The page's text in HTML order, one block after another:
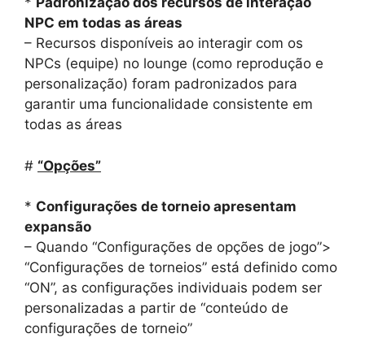
NPC em todas as áreas
– Recursos disponíveis ao interagir com os
NPCs (equipe) no lounge (como reprodução e
personalização) foram padronizados para
garantir uma funcionalidade consistente em
todas as áreas
# “Opções”
* Configurações de torneio apresentam
expansão
– Quando “Configurações de opções de jogo”>
“Configurações de torneios” está definido como
“ON”, as configurações individuais podem ser
personalizadas a partir de “conteúdo de
configurações de torneio”